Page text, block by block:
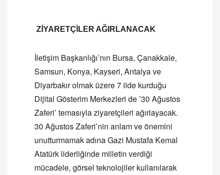
ZİYARETÇİLER AĞIRLANACAK
İletişim Başkanlığı’nın Bursa, Çanakkale,
Samsun, Konya, Kayseri, Antalya ve
Diyarbakır olmak üzere 7 ilde kurduğu
Dijital Gösterim Merkezleri de ’30 Ağustos
Zaferi’ temasıyla ziyaretçileri ağırlayacak.
30 Ağustos Zaferi’nin anlam ve önemini
unutturmamak adına Gazi Mustafa Kemal
Atatürk liderliğinde milletin verdiği
mücadele, görsel teknolojiler kullanılarak